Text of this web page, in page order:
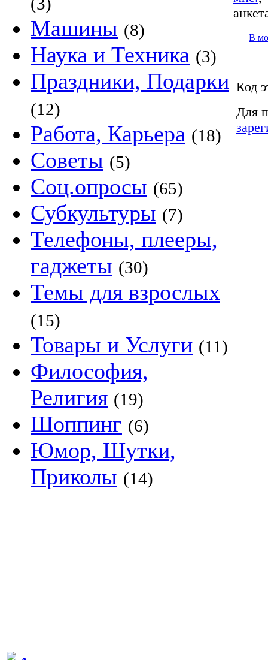
Машины (8)
Наука и Техника (3)
Праздники, Подарки
(12)
Работа, Карьера (18)
Советы (5)
Соц.опросы (65)
Субкультуры (7)
Телефоны, плееры,
гаджеты (30)
Темы для взрослых
(15)
Товары и Услуги (11)
Философия,
Религия (19)
Шоппинг (6)
Юмор, Шутки,
Приколы (14)
В
Код
Для